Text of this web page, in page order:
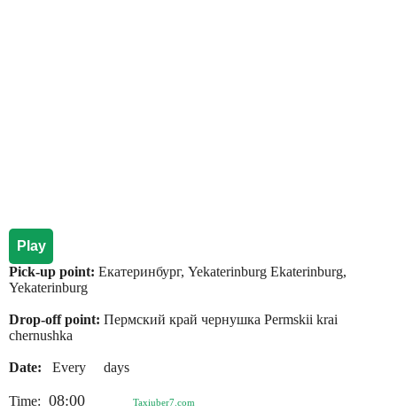
Play
Pick-up point: Екатеринбург, Yekaterinburg Ekaterinburg,
Yekaterinburg
Drop-off point: Пермский край чернушка Permskii krai
chernushka
Date: Every days
Time: 08:00 Taxiuber7.com